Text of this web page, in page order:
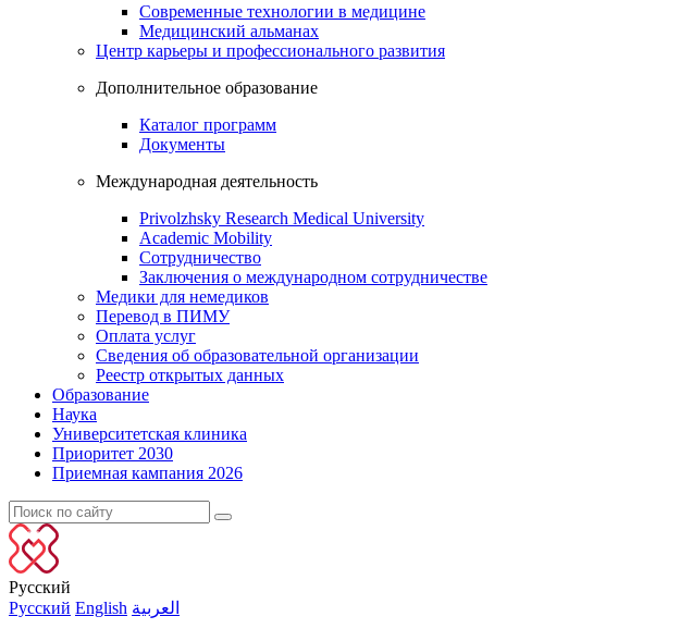
Современные технологии в медицине
Медицинский альманах
Центр карьеры и профессионального развития
Дополнительное образование
Каталог программ
Документы
Международная деятельность
Privolzhsky Research Medical University
Academic Mobility
Сотрудничество
Заключения о международном сотрудничестве
Медики для немедиков
Перевод в ПИМУ
Оплата услуг
Сведения об образовательной организации
Реестр открытых данных
Образование
Наука
Университетская клиника
Приоритет 2030
Приемная кампания 2026
Русский
Русский English العربية